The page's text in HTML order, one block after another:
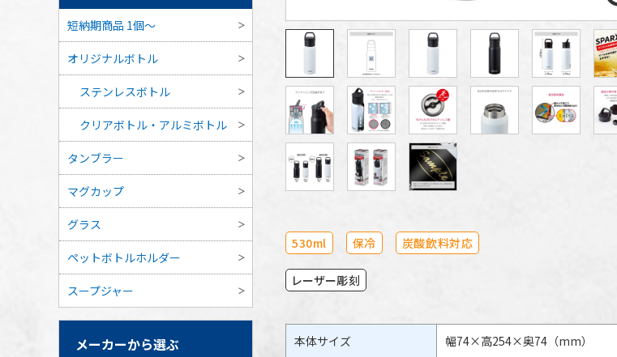
短納期商品 1個〜
オリジナルボトル
ステンレスボトル
クリアボトル・アルミボトル
タンブラー
マグカップ
グラス
ペットボトルホルダー
スープジャー
メーカーから選ぶ
530ml 保冷 炭酸飲料対応
レーザー彫刻
本体サイズ 幅74×高254×奥74（mm）